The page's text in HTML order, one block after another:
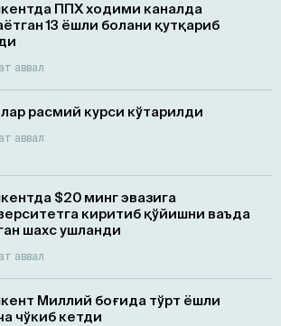
ППХ ходими каналда
13 ёшли болани қутқариб
аввал
расмий курси кўтарилди
аввал
$20 минг эвазига
киритиб қўйишни ваъда
шахс ушланди
аввал
Миллий боғида тўрт ёшли
чўкиб кетди